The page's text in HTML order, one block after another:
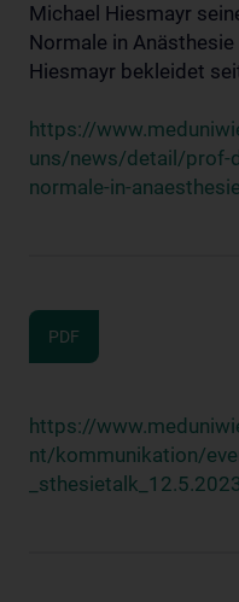
Michael Hiesmayr
Normale in Anästhesie
Hiesmayr bekleidet
https://
uns/news/detail/prof-
normale-in-
PDF
https://
nt/kommunikation/